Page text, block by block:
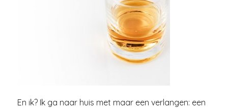
En ik? Ik ga naar huis met maar een verlangen: een